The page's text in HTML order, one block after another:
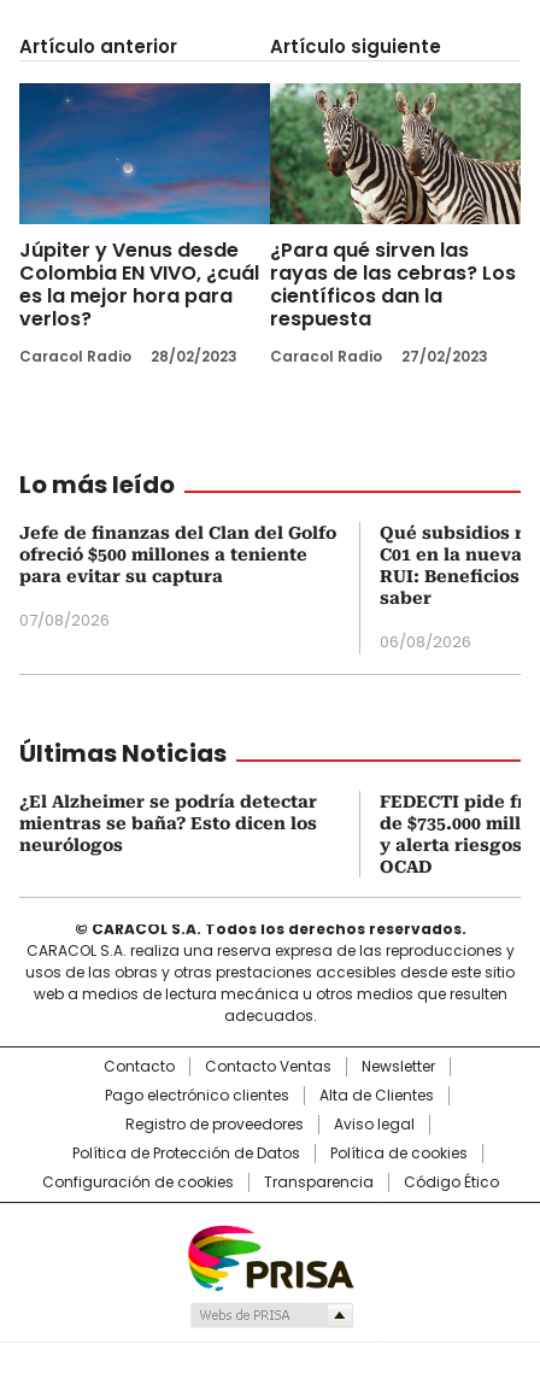
Artículo anterior
Júpiter y Venus desde
Colombia EN VIVO, ¿cuál
es la mejor hora para
verlos?
Caracol Radio 28/02/2023
Artículo siguiente
¿Para qué sirven las
rayas de las cebras? Los
científicos dan la
respuesta
Caracol Radio 27/02/2023
Lo más leído
Jefe de finanzas del Clan del Golfo
ofreció $500 millones a teniente
para evitar su captura
07/08/2026
Qué subsidios
C01 en la nueva
RUI: Beneficios
saber
06/08/2026
Últimas Noticias
¿El Alzheimer se podría detectar
mientras se baña? Esto dicen los
neurólogos
FEDECTI pide
de $735.000
y alerta riesgos
OCAD
© CARACOL S.A. Todos los derechos reservados.
CARACOL S.A. realiza una reserva expresa de las reproducciones y
usos de las obras y otras prestaciones accesibles desde este sitio
web a medios de lectura mecánica u otros medios que resulten
adecuados.
Contacto Contacto Ventas
Newsletter
Pago electrónico clientes
Alta de Clientes
Registro de proveedores
Aviso legal
Política de Protección de Datos
Política de cookies
Configuración de cookies
Transparencia Código Ético